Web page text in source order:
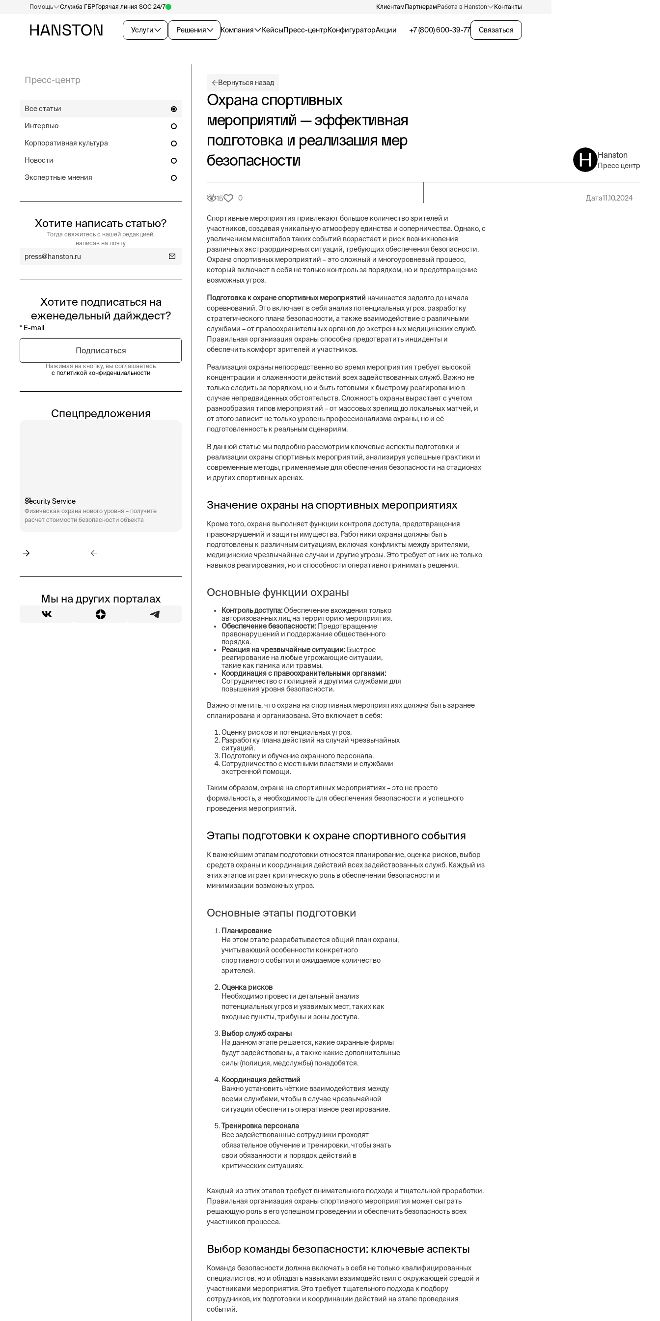
Услуги Решения Компания КейсыПресс-центрКонфигураторАкции
Помощь Служба ГБРГорячая линия SOC 24/7 КлиентамПартнерамРабота в Hanston Контакты
+7 (800) 600-39-77 Связаться
Пресс-центр
Все статьи
Интервью
Корпоративная культура
Новости
Экспертные мнения
Хотите написать статью?
Тогда свяжитесь с нашей редакцией,
написав на почту
press@hanston.ru
Хотите подписаться на
еженедельный дайждест?
Нажимая на кнопку, вы соглашаетесь
с политикой конфиденциальности
Спецпредложения
Security Service
Физическая охрана нового уровня – получите
расчет стоимости безопасности объекта
Engineering
Технические системы безопасности бизнеса –
аудит систем, видеонаблюдение, СКУД,
пожарная сигнализация
Постовая охрана объектов
Физическая охрана объектов нового уровня, 12
конфигуратор расчета стоимости охранных
услуг
Мы на других порталах
Вернуться назад
Охрана спортивных
мероприятий — эффективная
подготовка и реализация мер
безопасности
Hanston
Пресс центр
15 0 Дата11.10.2024
Спортивные мероприятия привлекают большое количество зрителей и
участников, создавая уникальную атмосферу единства и соперничества. Однако, с
увеличением масштабов таких событий возрастает и риск возникновения
различных экстраординарных ситуаций, требующих обеспечения безопасности.
Охрана спортивных мероприятий – это сложный и многоуровневый процесс,
который включает в себя не только контроль за порядком, но и предотвращение
возможных угроз.
Подготовка к охране спортивных мероприятий начинается задолго до начала
соревнований. Это включает в себя анализ потенциальных угроз, разработку
стратегического плана безопасности, а также взаимодействие с различными
службами – от правоохранительных органов до экстренных медицинских служб.
Правильная организация охраны способна предотвратить инциденты и
обеспечить комфорт зрителей и участников.
Реализация охраны непосредственно во время мероприятия требует высокой
концентрации и слаженности действий всех задействованных служб. Важно не
только следить за порядком, но и быть готовыми к быстрому реагированию в
случае непредвиденных обстоятельств. Сложность охраны вырастает с учетом
разнообразия типов мероприятий – от массовых зрелищ до локальных матчей, и
от этого зависит не только уровень профессионализма охраны, но и её
подготовленность к реальным сценариям.
В данной статье мы подробно рассмотрим ключевые аспекты подготовки и
реализации охраны спортивных мероприятий, анализируя успешные практики и
современные методы, применяемые для обеспечения безопасности на стадионах
и других спортивных аренах.
Значение охраны на спортивных мероприятиях
Кроме того, охрана выполняет функции контроля доступа, предотвращения
правонарушений и защиты имущества. Работники охраны должны быть
подготовлены к различным ситуациям, включая конфликты между зрителями,
медицинские чрезвычайные случаи и другие угрозы. Это требует от них не только
навыков реагирования, но и способности оперативно принимать решения.
Основные функции охраны
Контроль доступа:Обеспечение вхождения только
авторизованных лиц на территорию мероприятия.
Обеспечение безопасности: Предотвращение
правонарушений и поддержание общественного
порядка.
Реакция на чрезвычайные ситуации: Быстрое
реагирование на любые угрожающие ситуации,
такие как паника или травмы.
Координация с правоохранительными органами:
Сотрудничество с полицией и другими службами для
повышения уровня безопасности.
Важно отметить, что охрана на спортивных мероприятиях должна быть заранее
спланирована и организована. Это включает в себя:
Оценку рисков и потенциальных угроз.
Разработку плана действий на случай чрезвычайных
ситуаций.
Подготовку и обучение охранного персонала.
Сотрудничество с местными властями и службами
экстренной помощи.
Таким образом, охрана на спортивных мероприятиях – это не просто
формальность, а необходимость для обеспечения безопасности и успешного
проведения мероприятий.
Этапы подготовки к охране спортивного события
К важнейшим этапам подготовки относятся планирование, оценка рисков, выбор
средств охраны и координация действий всех задействованных служб. Каждый из
этих этапов играет критическую роль в обеспечении безопасности и
минимизации возможных угроз.
Основные этапы подготовки
Планирование
На этом этапе разрабатывается общий план охраны,
учитывающий особенности конкретного
спортивного события и ожидаемое количество
зрителей.
Оценка рисков
Необходимо провести детальный анализ
потенциальных угроз и уязвимых мест, таких как
входные пункты, трибуны и зоны доступа.
Выбор служб охраны
На данном этапе решается, какие охранные фирмы
будут задействованы, а также какие дополнительные
силы (полиция, медслужбы) понадобятся.
Координация действий
Важно установить чёткие взаимодействия между
всеми службами, чтобы в случае чрезвычайной
ситуации обеспечить оперативное реагирование.
Тренировка персонала
Все задействованные сотрудники проходят
обязательное обучение и тренировки, чтобы знать
свои обязанности и порядок действий в
критических ситуациях.
Каждый из этих этапов требует внимательного подхода и тщательной проработки.
Правильная организация охраны спортивного мероприятия может сыграть
решающую роль в его успешном проведении и обеспечить безопасность всех
участников процесса.
Выбор команды безопасности: ключевые аспекты
Команда безопасности должна включать в себя не только квалифицированных
специалистов, но и обладать навыками взаимодействия с окружающей средой и
участниками мероприятия. Это требует тщательного подхода к подбору
сотрудников, их подготовки и координации действий на этапе проведения
событий.